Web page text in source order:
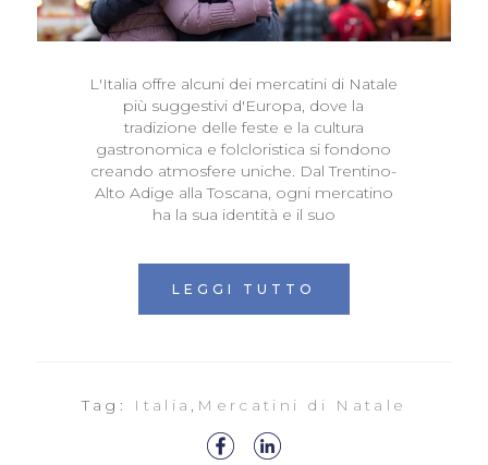
L'Italia offre alcuni dei mercatini di Natale
più suggestivi d'Europa, dove la
tradizione delle feste e la cultura
gastronomica e folcloristica si fondono
creando atmosfere uniche. Dal Trentino-
Alto Adige alla Toscana, ogni mercatino
ha la sua identità e il suo
LEGGI TUTTO
Tag: Italia , Mercatini di Natale